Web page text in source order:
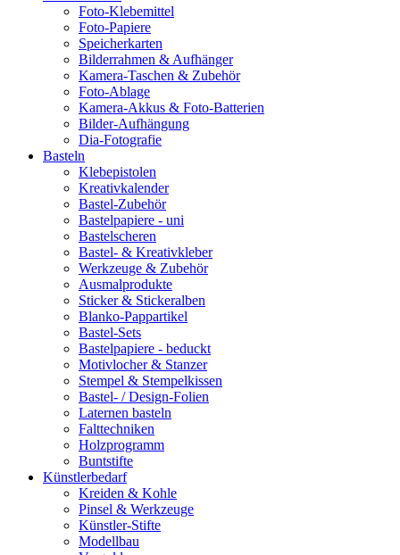
Foto-Klebemittel
Foto-Papiere
Speicherkarten
Bilderrahmen & Aufhänger
Kamera-Taschen & Zubehör
Foto-Ablage
Kamera-Akkus & Foto-Batterien
Bilder-Aufhängung
Dia-Fotografie
Basteln
Klebepistolen
Kreativkalender
Bastel-Zubehör
Bastelpapiere - uni
Bastelscheren
Bastel- & Kreativkleber
Werkzeuge & Zubehör
Ausmalprodukte
Sticker & Stickeralben
Blanko-Pappartikel
Bastel-Sets
Bastelpapiere - beduckt
Motivlocher & Stanzer
Stempel & Stempelkissen
Bastel- / Design-Folien
Laternen basteln
Falttechniken
Holzprogramm
Buntstifte
Künstlerbedarf
Kreiden & Kohle
Pinsel & Werkzeuge
Künstler-Stifte
Modellbau